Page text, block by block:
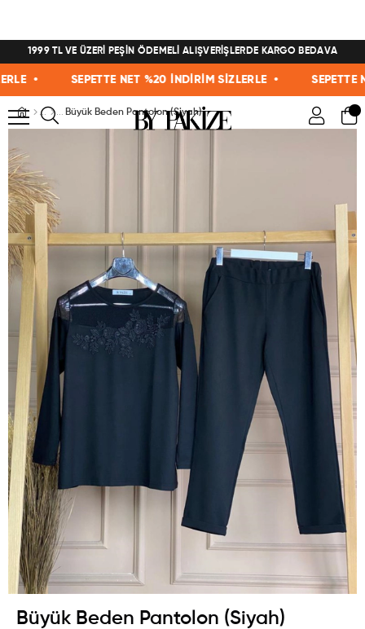
1999 TL VE ÜZERİ PEŞİN ÖDEMELİ ALIŞVERİŞLERDE KARGO BEDAVA
• SEPETTE NET %20 İNDİRİM SİZLERLE • SEPETTE
Büyük Beden Pantolon (Siyah)
Büyük Beden Pantolon (Siyah)